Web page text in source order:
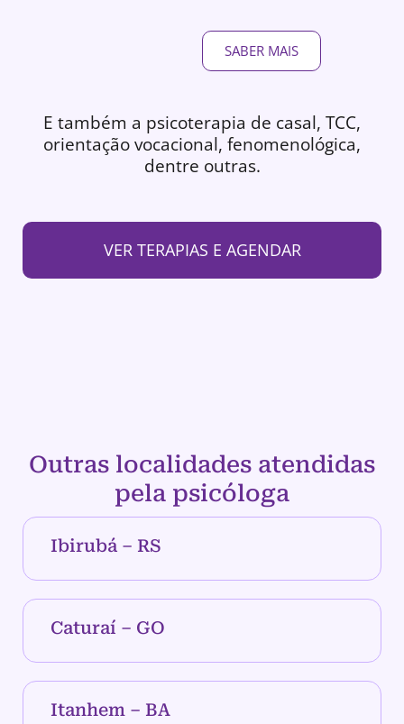
SABER MAIS
E também a psicoterapia de casal, TCC,
orientação vocacional, fenomenológica,
dentre outras.
VER TERAPIAS E AGENDAR
Outras localidades atendidas
pela psicóloga
Ibirubá – RS
Caturaí – GO
Itanhem – BA